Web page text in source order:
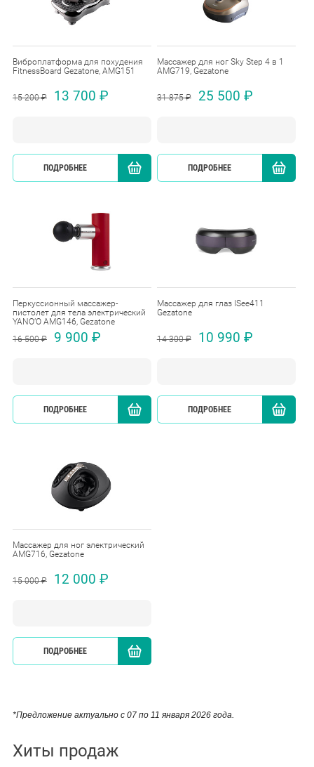
Виброплатформа для похудения
FitnessBoard Gezatone, AMG151
15 200 ₽ 13 700 ₽
ПОДРОБНЕЕ КУПИТЬ
Массажер для ног Sky Step 4 в 1
AMG719, Gezatone
31 875 ₽ 25 500 ₽
ПОДРОБНЕЕ
Перкуссионный массажер-
пистолет для тела электрический
YANO’O AMG146, Gezatone
16 500 ₽
9 900 ₽
ПОДРОБНЕЕ КУПИТЬ
Массажер для глаз ISee411
Gezatone
14 300 ₽ 10 990 ₽
ПОДРОБНЕЕ
Массажер для ног электрический
AMG716, Gezatone
15 000 ₽ 12 000 ₽
ПОДРОБНЕЕ
*Предложение актуально с 07 по 11 января 2026 года.
Хиты продаж